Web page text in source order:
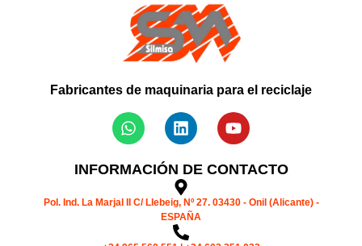
Fabricantes de maquinaria para el reciclaje
INFORMACIÓN DE CONTACTO
Pol. Ind. La Marjal II C/ Llebeig, Nº 27. 03430 - Onil (Alicante) -
ESPAÑA